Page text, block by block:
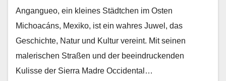
Angangueo, ein kleines Städtchen im Osten
Michoacáns, Mexiko, ist ein wahres Juwel, das
Geschichte, Natur und Kultur vereint. Mit seinen
malerischen Straßen und der beeindruckenden
Kulisse der Sierra Madre Occidental…